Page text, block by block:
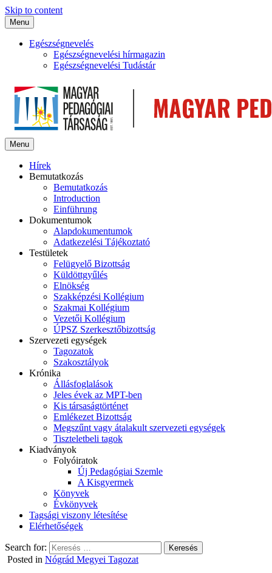
Skip to content
Menu
Egészségnevelés
Egészségnevelési hírmagazin
Egészségnevelési Tudástár
Menu
Hírek
Bemutatkozás
Bemutatkozás
Introduction
Einführung
Dokumentumok
Alapdokumentumok
Adatkezelési Tájékoztató
Testületek
Felügyelő Bizottság
Küldöttgyűlés
Elnökség
Szakképzési Kollégium
Szakmai Kollégium
Vezetői Kollégium
ÚPSZ Szerkesztőbizottság
Szervezeti egységek
Tagozatok
Szakosztályok
Krónika
Állásfoglalások
Jeles évek az MPT-ben
Kis társaságtörténet
Emlékezet Bizottság
Megszűnt vagy átalakult szervezeti egységek
Tiszteletbeli tagok
Kiadványok
Folyóiratok
Új Pedagógiai Szemle
A Kisgyermek
Könyvek
Évkönyvek
Tagsági viszony létesítése
Elérhetőségek
Search for:
Posted in Nógrád Megyei Tagozat